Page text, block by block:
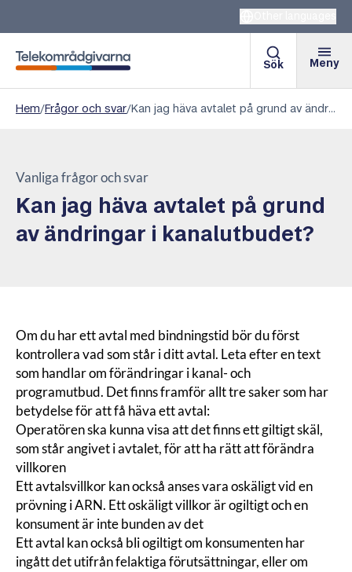
Telekområdgivarna
Sök Meny
Hem/Frågor och svar/ Kan jag häva avtalet på grund av ändringar i kanalutbudet?
Vanliga frågor och svar
Kan jag häva avtalet på grund
av ändringar i kanalutbudet?
Om du har ett avtal med bindningstid bör du först
kontrollera vad som står i ditt avtal. Leta efter en text
som handlar om förändringar i kanal- och
programutbud. Det finns framför allt tre saker som har
betydelse för att få häva ett avtal:
Operatören ska kunna visa att det finns ett giltigt skäl,
som står angivet i avtalet, för att ha rätt att förändra
villkoren
Ett avtalsvillkor kan också anses vara oskäligt vid en
prövning i ARN. Ett oskäligt villkorär ogiltigt och en
konsument är inte bunden av det
Ett avtal kan också bli ogiltigt om konsumenten har
ingått det utifrån felaktiga förutsättningar, eller om